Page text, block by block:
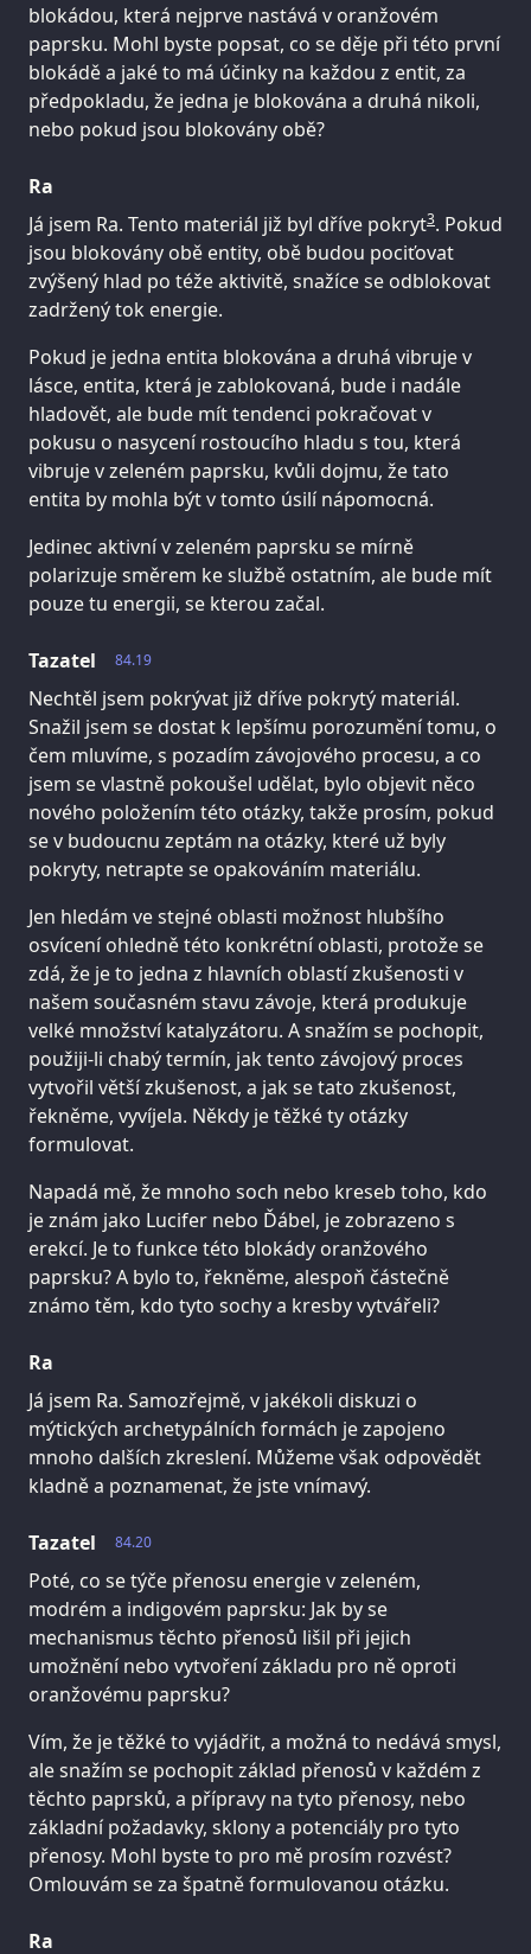
blokádou, která nejprve nastává v oranžovém
paprsku. Mohl byste popsat, co se děje při této první
blokádě a jaké to má účinky na každou z entit, za
předpokladu, že jedna je blokována a druhá nikoli,
nebo pokud jsou blokovány obě?
Ra
Já jsem Ra. Tento materiál již byl dříve pokryt3. Pokud
jsou blokovány obě entity, obě budou pociťovat
zvýšený hlad po téže aktivitě, snažíce se odblokovat
zadržený tok energie.
Pokud je jedna entita blokována a druhá vibruje v
lásce, entita, která je zablokovaná, bude i nadále
hladovět, ale bude mít tendenci pokračovat v
pokusu o nasycení rostoucího hladu s tou, která
vibruje v zeleném paprsku, kvůli dojmu, že tato
entita by mohla být v tomto úsilí nápomocná.
Jedinec aktivní v zeleném paprsku se mírně
polarizuje směrem ke službě ostatním, ale bude mít
pouze tu energii, se kterou začal.
84.19
Tazatel
Nechtěl jsem pokrývat již dříve pokrytý materiál.
Snažil jsem se dostat k lepšímu porozumění tomu, o
čem mluvíme, s pozadím závojového procesu, a co
jsem se vlastně pokoušel udělat, bylo objevit něco
nového položením této otázky, takže prosím, pokud
se v budoucnu zeptám na otázky, které už byly
pokryty, netrapte se opakováním materiálu.
Jen hledám ve stejné oblasti možnost hlubšího
osvícení ohledně této konkrétní oblasti, protože se
zdá, že je to jedna z hlavních oblastí zkušenosti v
našem současném stavu závoje, která produkuje
velké množství katalyzátoru. A snažím se pochopit,
použiji-li chabý termín, jak tento závojový proces
vytvořil větší zkušenost, a jak se tato zkušenost,
řekněme, vyvíjela. Někdy je těžké ty otázky
formulovat.
Napadá mě, že mnoho soch nebo kreseb toho, kdo
je znám jako Lucifer nebo Ďábel, je zobrazeno s
erekcí. Je to funkce této blokády oranžového
paprsku? A bylo to, řekněme, alespoň částečně
známo těm, kdo tyto sochy a kresby vytvářeli?
Ra
Já jsem Ra. Samozřejmě, v jakékoli diskuzi o
mýtických archetypálních formách je zapojeno
mnoho dalších zkreslení. Můžeme však odpovědět
kladně a poznamenat, že jste vnímavý.
84.20
Tazatel
Poté, co se týče přenosu energie v zeleném,
modrém a indigovém paprsku: Jak by se
mechanismus těchto přenosů lišil při jejich
umožnění nebo vytvoření základu pro ně oproti
oranžovému paprsku?
Vím, že je těžké to vyjádřit, a možná to nedává smysl,
ale snažím se pochopit základ přenosů v každém z
těchto paprsků, a přípravy na tyto přenosy, nebo
základní požadavky, sklony a potenciály pro tyto
přenosy. Mohl byste to pro mě prosím rozvést?
Omlouvám se za špatně formulovanou otázku.
Ra